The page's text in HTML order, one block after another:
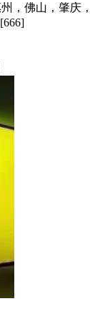
，佛山，肇庆，